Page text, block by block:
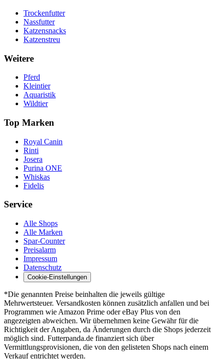
Trockenfutter
Nassfutter
Katzensnacks
Katzenstreu
Weitere
Pferd
Kleintier
Aquaristik
Wildtier
Top Marken
Royal Canin
Rinti
Josera
Purina ONE
Whiskas
Fidelis
Service
Alle Shops
Alle Marken
Spar-Counter
Preisalarm
Impressum
Datenschutz
Cookie-Einstellungen
*Die genannten Preise beinhalten die jeweils gültige
Mehrwertsteuer. Versandkosten können zusätzlich anfallen und bei
Programmen wie Amazon Prime oder eBay Plus von den
angezeigten abweichen. Wir übernehmen keine Gewähr für die
Richtigkeit der Angaben, da Änderungen durch die Shops jederzeit
möglich sind. Futterpanda.de finanziert sich über
Vermittlungsprovisionen, die von den gelisteten Shops nach einem
Verkauf entrichtet werden.